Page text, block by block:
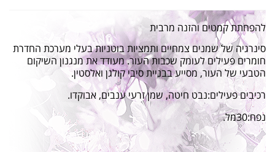
להפחתת קמטים והזנה מרבית
סינרגיה של שמנים צמחיים ותמציות בוטניות בעלי מערכת החדרת
חומרים פעילים לעומק שכבות העור. מעודד את מנגנון השיקום
הטבעי של העור, מסייע בבניית סיבי קולגן ואלסטין.
רכיבים פעילים:נבט חיטה, שמן זרעי ענבים, אבוקדו.
נפח:30מל.